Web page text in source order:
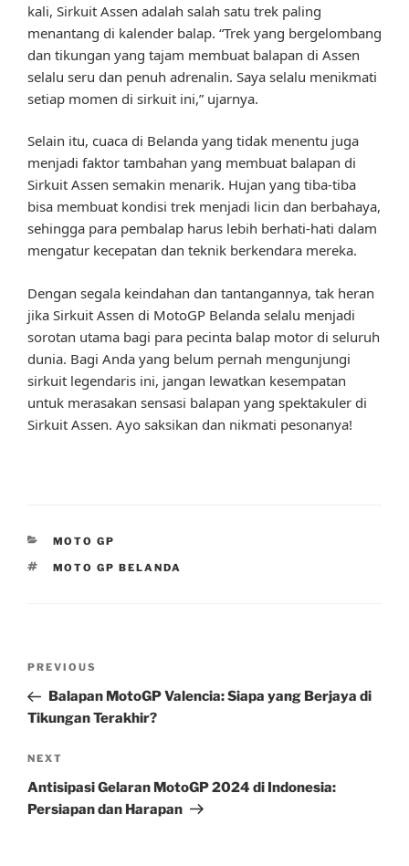
kali, Sirkuit Assen adalah salah satu trek paling
menantang di kalender balap. “Trek yang bergelombang
dan tikungan yang tajam membuat balapan di Assen
selalu seru dan penuh adrenalin. Saya selalu menikmati
setiap momen di sirkuit ini,” ujarnya.
Selain itu, cuaca di Belanda yang tidak menentu juga
menjadi faktor tambahan yang membuat balapan di
Sirkuit Assen semakin menarik. Hujan yang tiba-tiba
bisa membuat kondisi trek menjadi licin dan berbahaya,
sehingga para pembalap harus lebih berhati-hati dalam
mengatur kecepatan dan teknik berkendara mereka.
Dengan segala keindahan dan tantangannya, tak heran
jika Sirkuit Assen di MotoGP Belanda selalu menjadi
sorotan utama bagi para pecinta balap motor di seluruh
dunia. Bagi Anda yang belum pernah mengunjungi
sirkuit legendaris ini, jangan lewatkan kesempatan
untuk merasakan sensasi balapan yang spektakuler di
Sirkuit Assen. Ayo saksikan dan nikmati pesonanya!
CATEGORIES
MOTO GP
TAGS
MOTO GP BELANDA
Previous
Post
PREVIOUS
Balapan MotoGP Valencia: Siapa yang Berjaya di
Tikungan Terakhir?
Next
Post
NEXT
Antisipasi Gelaran MotoGP 2024 di Indonesia:
Persiapan dan Harapan